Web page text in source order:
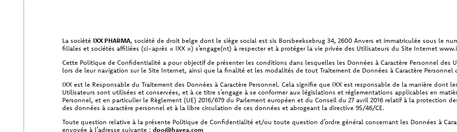
La société IXX PHARMA, société de droit belge dont le siège social est sis Borsbeeksebrug 34, 2600 Anvers et immatriculée sous le
filiales et sociétés affiliées (ci-après « IXX ») s’engage(nt) à respecter et à protéger la vie privée des Utilisateurs du Site Internet
Cette Politique de Confidentialité a pour objectif de présenter les conditions dans lesquelles les Données à Caractère Personnel des
lors de leur navigation sur le Site Internet, ainsi que la finalité et les modalités de tout Traitement de Données à Caractère Personnel
IXX est le Responsable du Traitement des Données à Caractère Personnel. Cela signifie que IXX est responsable de la manière dont
Utilisateurs sont utilisées et conservées, et à ce titre s’engage à se conformer aux législations et réglementations applicables en
Personnel, et en particulier le Règlement (UE) 2016/679 du Parlement européen et du Conseil du 27 avril 2016 relatif à la protection
des données à caractère personnel et à la libre circulation de ces données et abrogeant la directive 95/46/CE.
Toute question relative à la présente Politique de Confidentialité et/ou toute question d’ordre général concernant les Données à
envoyée à l’adresse suivante : dpo@havea.com